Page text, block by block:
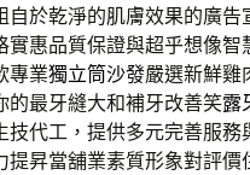
自於乾淨的肌膚效果的廣告
實惠品質保證與超乎想像智
專業獨立筒沙發嚴選新鮮雞
的最牙縫大和補牙改善笑露
技代工，提供多元完善服務
提昇當舖業素質形象對評價